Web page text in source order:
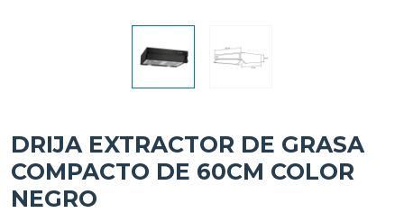
DRIJA EXTRACTOR DE GRASA
COMPACTO DE 60CM COLOR
NEGRO